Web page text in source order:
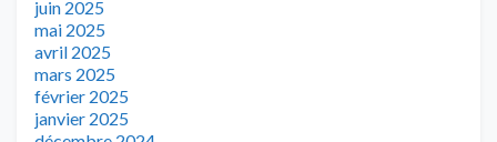
juin 2025
mai 2025
avril 2025
mars 2025
février 2025
janvier 2025